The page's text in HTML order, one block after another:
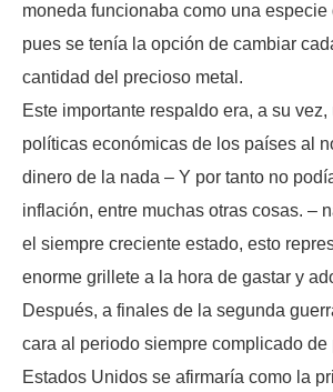
moneda funcionaba como una especie
pues se tenía la opción de cambiar
cantidad del precioso metal.
Este importante respaldo era, a su
políticas económicas de los países al
dinero de la nada – Y por tanto no
inflación, entre muchas otras cosas. –
el siempre creciente estado, esto
enorme grillete a la hora de gastar y
Después, a finales de la segunda
cara al periodo siempre complicado de
Estados Unidos se afirmaría como la